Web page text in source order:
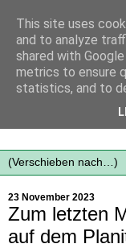
Mit frischen
23 November 2023
Zum letzten
auf dem
This site uses
and to analyze
shared with
metrics to ensure
statistics, and to